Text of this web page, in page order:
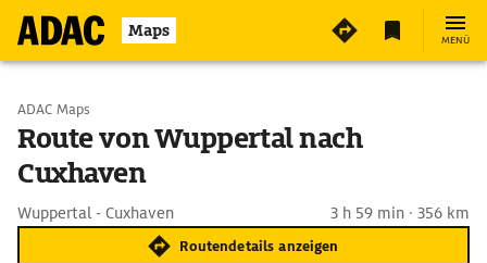
Maps MENÜ
Start wählen
Ziel eingeben
ADAC Maps
Route von Wuppertal nach
Cuxhaven
Wuppertal - Cuxhaven 3 h 59 min · 356 km
Routendetails anzeigen